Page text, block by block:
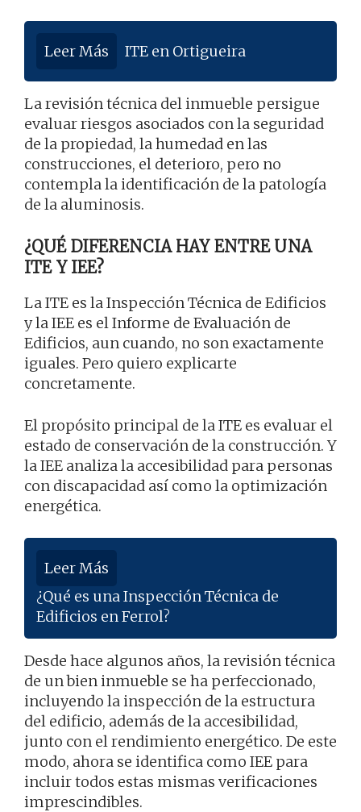
Leer Más ITE en Ortigueira
La revisión técnica del inmueble persigue
evaluar riesgos asociados con la seguridad
de la propiedad, la humedad en las
construcciones, el deterioro, pero no
contempla la identificación de la patología
de la aluminosis.
¿QUÉ DIFERENCIA HAY ENTRE UNA
ITE Y IEE?
La ITE es la Inspección Técnica de Edificios
y la IEE es el Informe de Evaluación de
Edificios, aun cuando, no son exactamente
iguales. Pero quiero explicarte
concretamente.
El propósito principal de la ITE es evaluar el
estado de conservación de la construcción. Y
la IEE analiza la accesibilidad para personas
con discapacidad así como la optimización
energética.
Leer Más
¿Qué es una Inspección Técnica de
Edificios en Ferrol?
Desde hace algunos años, la revisión técnica
de un bien inmueble se ha perfeccionado,
incluyendo la inspección de la estructura
del edificio, además de la accesibilidad,
junto con el rendimiento energético. De este
modo, ahora se identifica como IEE para
incluir todos estas mismas verificaciones
imprescindibles.